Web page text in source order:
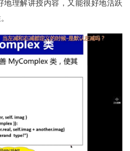
地理解讲授内容，又能很好地活跃